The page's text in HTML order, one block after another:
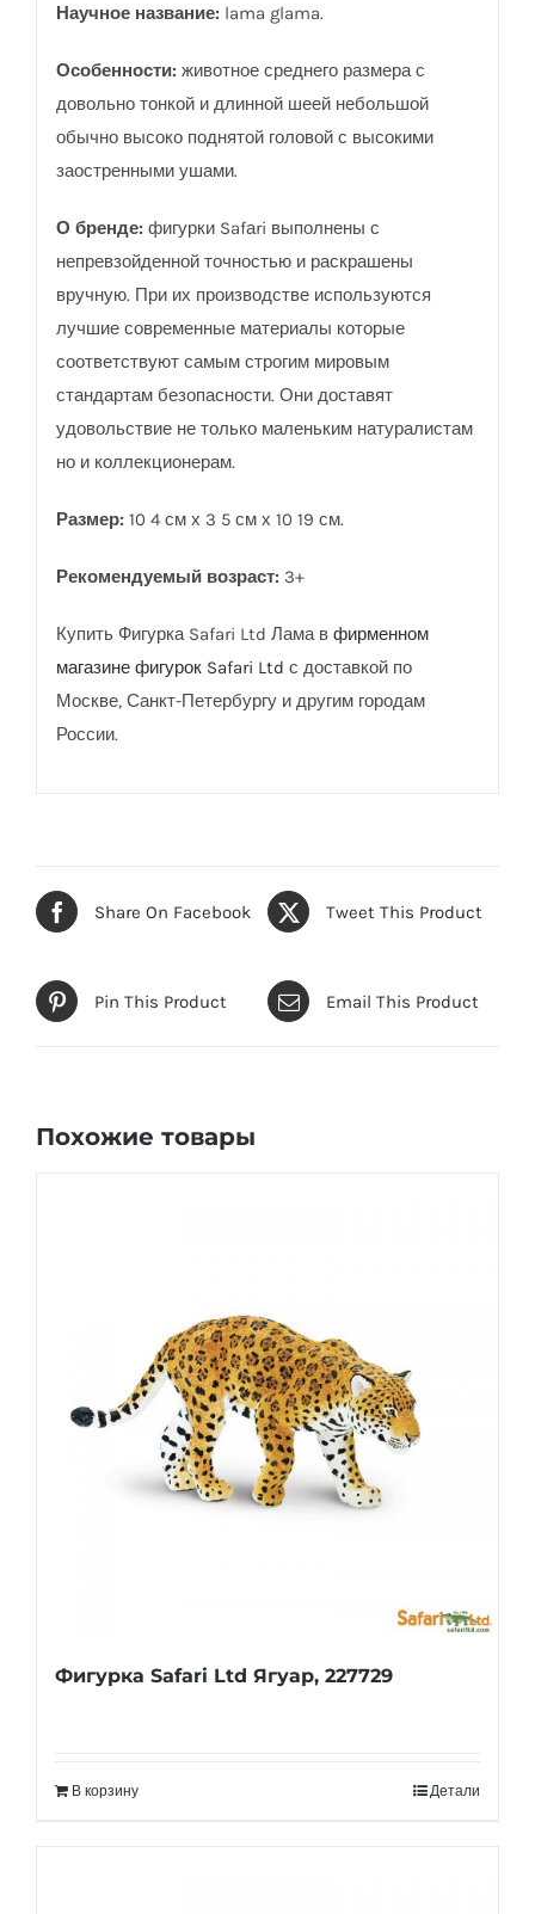
Научное название: lama glama.
Особенности: животное среднего размера с
довольно тонкой и длинной шеей небольшой
обычно высоко поднятой головой с высокими
заостренными ушами.
О бренде: фигурки Safаri выполнены с
непревзойденной точностью и раскрашены
вручную. При их производстве используются
лучшие современные материалы которые
соответствуют самым строгим мировым
стандартам безопасности. Они доставят
удовольствие не только маленьким натуралистам
но и коллекционерам.
Размер: 10 4 см х 3 5 см х 10 19 см.
Рекомендуемый возраст: 3+
Купить Фигурка Safari Ltd Лама в фирменном
магазине фигурок Safari Ltd с доставкой по
Москве, Санкт-Петербургу и другим городам
России.
Share On Facebook Tweet This Product
Pin This Product Email This Product
Похожие товары
Фигурка Safari Ltd Ягуар, 227729
В корзину Детали